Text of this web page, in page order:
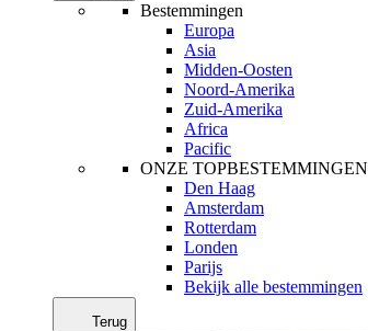
Bestemmingen
Europa
Asia
Midden-Oosten
Noord-Amerika
Zuid-Amerika
Africa
Pacific
ONZE TOPBESTEMMINGEN
Den Haag
Amsterdam
Rotterdam
Londen
Parijs
Bekijk alle bestemmingen
Terug